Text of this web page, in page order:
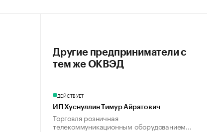
Другие предприниматели с
тем же ОКВЭД
ДЕЙСТВУЕТ
ИП Хуснуллин Тимур Айратович
Торговля розничная
телекоммуникационным оборудованием...